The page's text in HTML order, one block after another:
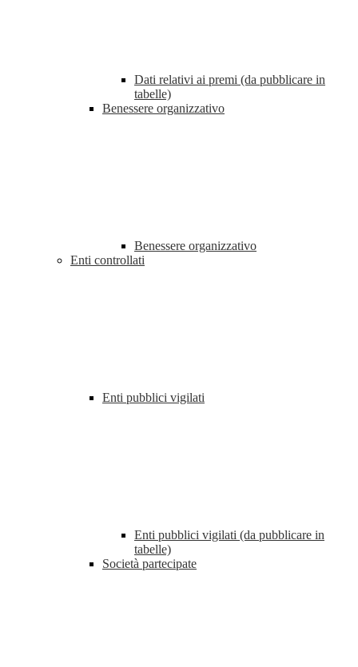
Dati relativi ai premi (da pubblicare in
tabelle)
Benessere organizzativo
Benessere organizzativo
Enti controllati
Enti pubblici vigilati
Enti pubblici vigilati (da pubblicare in
tabelle)
Società partecipate